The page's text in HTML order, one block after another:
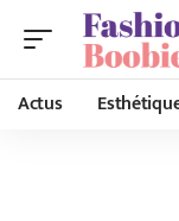
Actus